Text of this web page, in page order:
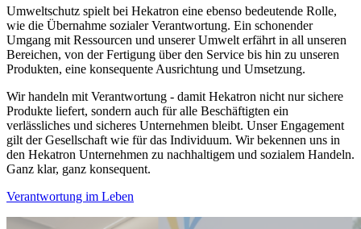
Umweltschutz spielt bei Hekatron eine ebenso bedeutende Rolle,
wie die Übernahme sozialer Verantwortung. Ein schonender
Umgang mit Ressourcen und unserer Umwelt erfährt in all unseren
Bereichen, von der Fertigung über den Service bis hin zu unseren
Produkten, eine konsequente Ausrichtung und Umsetzung.
Wir handeln mit Verantwortung - damit Hekatron nicht nur sichere
Produkte liefert, sondern auch für alle Beschäftigten ein
verlässliches und sicheres Unternehmen bleibt. Unser Engagement
gilt der Gesellschaft wie für das Individuum. Wir bekennen uns in
den Hekatron Unternehmen zu nachhaltigem und sozialem Handeln.
Ganz klar, ganz konsequent.
Verantwortung im Leben